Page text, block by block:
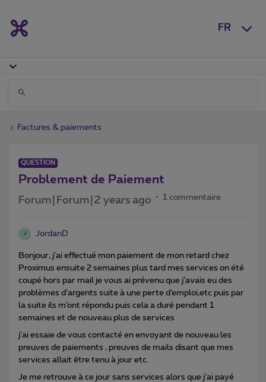
FR
Factures & paiements
QUESTION
Problement de Paiement
Forum|Forum|2 years ago 1 commentaire
J JordanD
Bonjour, j’ai effectué mon paiement de mon retard chez
Proximus ensuite 2 semaines plus tard mes services on été
coupé hors par mail je vous ai prévenu que j’avais eu des
problèmes d’argents suite à une perte d’emploi,etc puis par
la suite ils m’ont répondu puis cela a duré pendant 1
semaines et de nouveau plus de services
j’ai essaie de vous contacté en envoyant de nouveau les
preuves de paiements , preuves de mails disant que mes
services allait être tenu à jour etc.
Je me retrouve à ce jour sans services alors que j’ai payé